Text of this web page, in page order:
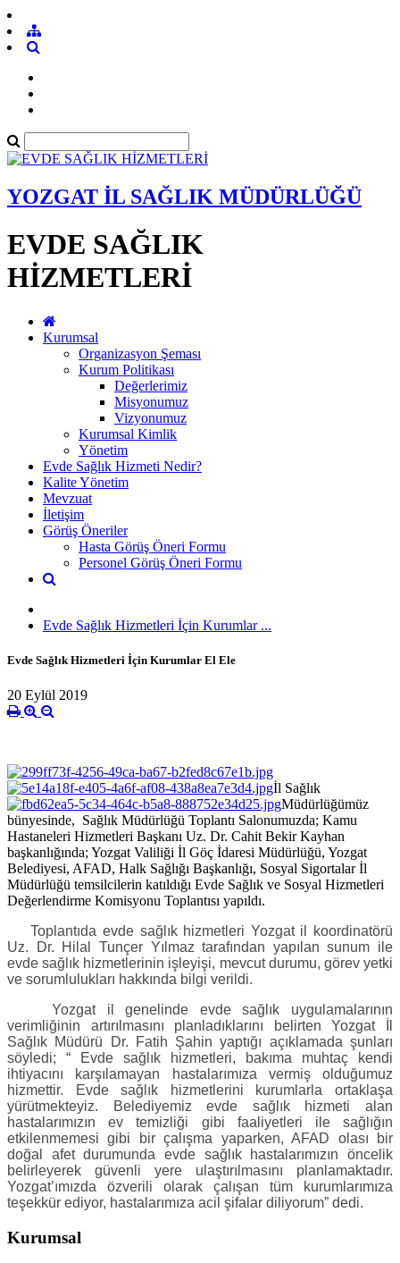
YOZGAT İL SAĞLIK MÜDÜRLÜĞÜ
EVDE SAĞLIK
HİZMETLERİ
Kurumsal
Organizasyon Şeması
Kurum Politikası
Değerlerimiz
Misyonumuz
Vizyonumuz
Kurumsal Kimlik
Yönetim
Evde Sağlık Hizmeti Nedir?
Kalite Yönetim
Mevzuat
İletişim
Görüş Öneriler
Hasta Görüş Öneri Formu
Personel Görüş Öneri Formu
Evde Sağlık Hizmetleri İçin Kurumlar ...
Evde Sağlık Hizmetleri İçin Kurumlar El Ele
20 Eylül 2019
İl Sağlık
Müdürlüğümüz
bünyesinde, Sağlık Müdürlüğü Toplantı Salonumuzda; Kamu
Hastaneleri Hizmetleri Başkanı Uz. Dr. Cahit Bekir Kayhan
başkanlığında; Yozgat Valiliği İl Göç İdaresi Müdürlüğü, Yozgat
Belediyesi, AFAD, Halk Sağlığı Başkanlığı, Sosyal Sigortalar İl
Müdürlüğü temsilcilerin katıldığı Evde Sağlık ve Sosyal Hizmetleri
Değerlendirme Komisyonu Toplantısı yapıldı.
Toplantıda evde sağlık hizmetleri Yozgat il koordinatörü
Uz. Dr. Hilal Tunçer Yılmaz tarafından yapılan sunum ile
evde sağlık hizmetlerinin işleyişi, mevcut durumu, görev yetki
ve sorumlulukları hakkında bilgi verildi.
Yozgat il genelinde evde sağlık uygulamalarının
verimliğinin artırılmasını planladıklarını belirten Yozgat İl
Sağlık Müdürü Dr. Fatih Şahin yaptığı açıklamada şunları
söyledi; “ Evde sağlık hizmetleri, bakıma muhtaç kendi
ihtiyacını karşılamayan hastalarımıza vermiş olduğumuz
hizmettir. Evde sağlık hizmetlerini kurumlarla ortaklaşa
yürütmekteyiz. Belediyemiz evde sağlık hizmeti alan
hastalarımızın ev temizliği gibi faaliyetleri ile sağlığın
etkilenmemesi gibi bir çalışma yaparken, AFAD olası bir
doğal afet durumunda evde sağlık hastalarımızın öncelik
belirleyerek güvenli yere ulaştırılmasını planlamaktadır.
Yozgat’ımızda özverili olarak çalışan tüm kurumlarımıza
teşekkür ediyor, hastalarımıza acil şifalar diliyorum” dedi.
Kurumsal